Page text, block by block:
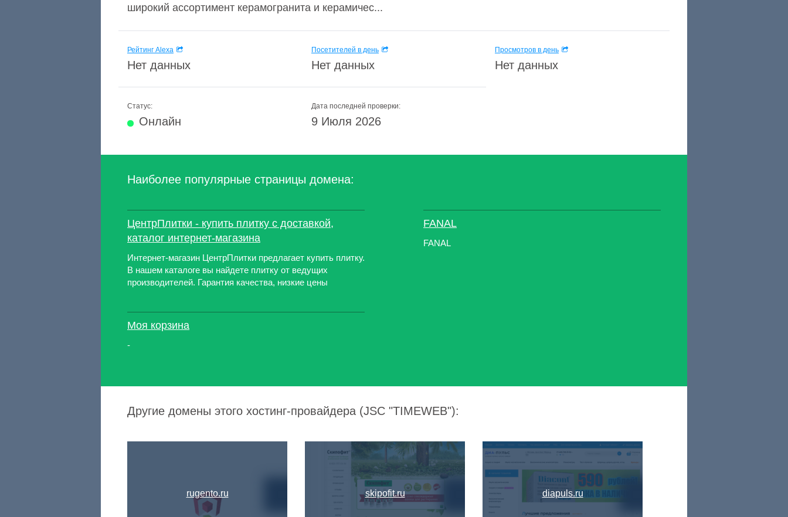
широкий ассортимент керамогранита и керамичес...
Рейтинг Alexa
Нет данных
Посетителей в день
Нет данных
Просмотров в день
Нет данных
Статус:
Онлайн
Дата последней проверки:
9 Июля 2026
Наиболее популярные страницы домена:
ЦентрПлитки - купить плитку с доставкой,
каталог интернет-магазина
Интернет-магазин ЦентрПлитки предлагает купить плитку.
В нашем каталоге вы найдете плитку от ведущих
производителей. Гарантия качества, низкие цены
Моя корзина
-
FANAL
FANAL
Другие домены этого хостинг-провайдера (JSC "TIMEWEB"):
rugento.ru skipofit.ru diapuls.ru